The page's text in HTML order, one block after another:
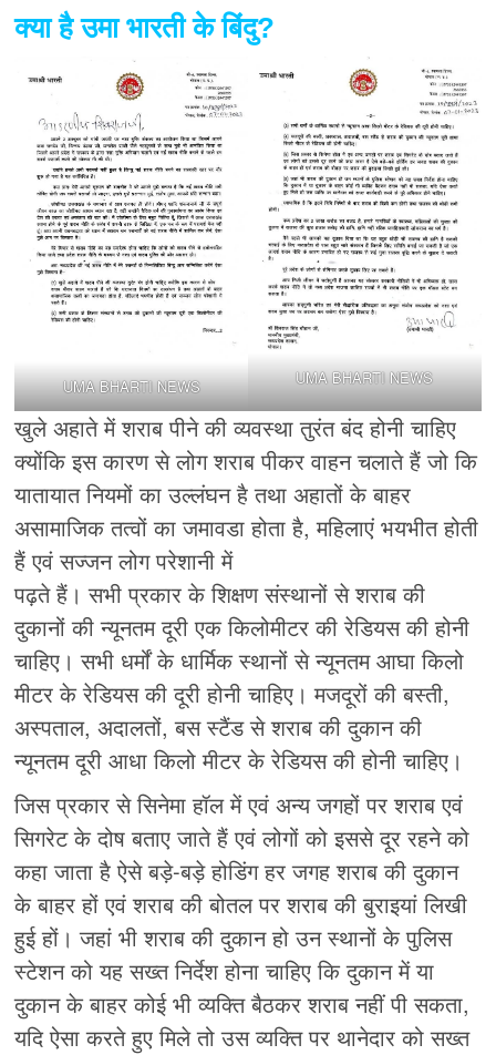
क्या है उमा भारती के बिंदु?
UMA BHARTI NEWS UMA BHARTI NEWS
खुले अहाते में शराब पीने की व्यवस्था तुरंत बंद होनी चाहिए
क्योंकि इस कारण से लोग शराब पीकर वाहन चलाते हैं जो कि
यातायात नियमों का उल्लंघन है तथा अहातों के बाहर
असामाजिक तत्वों का जमावडा होता है, महिलाएं भयभीत होती
हैं एवं सज्जन लोग परेशानी में
पढ़ते हैं। सभी प्रकार के शिक्षण संस्थानों से शराब की
दुकानों की न्यूनतम दूरी एक किलोमीटर की रेडियस की होनी
चाहिए। सभी धर्मों के धार्मिक स्थानों से न्यूनतम आघा किलो
मीटर के रेडियस की दूरी होनी चाहिए। मजदूरों की बस्ती,
अस्पताल, अदालतों, बस स्टैंड से शराब की दुकान की
न्यूनतम दूरी आधा किलो मीटर के रेडियस की होनी चाहिए।
जिस प्रकार से सिनेमा हॉल में एवं अन्य जगहों पर शराब एवं
सिगरेट के दोष बताए जाते हैं एवं लोगों को इससे दूर रहने को
कहा जाता है ऐसे बड़े-बड़े होडिंग हर जगह शराब की दुकान
के बाहर हों एवं शराब की बोतल पर शराब की बुराइयां लिखी
हुई हों। जहां भी शराब की दुकान हो उन स्थानों के पुलिस
स्टेशन को यह सख्त निर्देश होना चाहिए कि दुकान में या
दुकान के बाहर कोई भी व्यक्ति बैठकर शराब नहीं पी सकता,
यदि ऐसा करते हुए मिले तो उस व्यक्ति पर थानेदार को सख्त